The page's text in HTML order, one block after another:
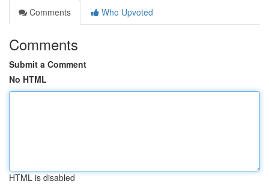
Comments
Who Upvoted
Comments
Submit a Comment
No HTML
HTML is disabled